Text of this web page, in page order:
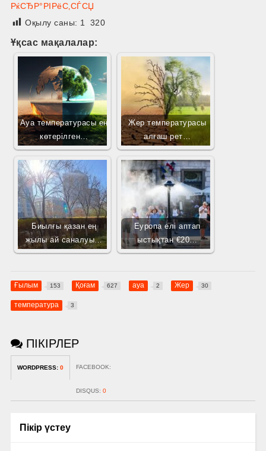
РќСЂР°РІРёС‚СЃСЏ
Оқылу саны: 1 320
Ұқсас мақалалар:
Ауа температурасы ең
көтерілген…
Жер температурасы
алғаш рет…
Биылғы қазан ең
жылы ай саналуы…
Еуропа елі аптап
ыстықтан €20…
Ғылым 153 Қоғам 627 ауа 2 Жер 30
температура 3
ПІКІРЛЕР
WORDPRESS: 0 FACEBOOK:
DISQUS: 0
Пікір үстеу